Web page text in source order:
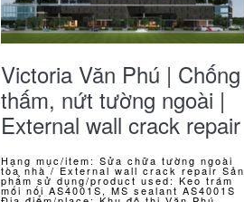
Victoria Văn Phú | Chống
thấm, nứt tường ngoài |
External wall crack repair
Hạng mục/item: Sửa chữa tường ngoài
tòa nhà / External wall crack repair Sản
phẩm sử dụng/product used: Keo trám
mối nối AS4001S, MS sealant AS4001S